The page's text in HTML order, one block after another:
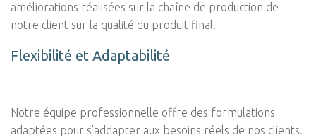
améliorations réalisées sur la chaîne de production de
notre client sur la qualité du produit final.
Flexibilité et Adaptabilité
Notre équipe professionnelle offre des formulations
adaptées pour s’addapter aux besoins réels de nos clients.